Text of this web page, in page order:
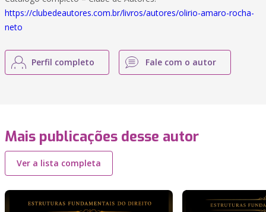
https://clubedeautores.com.br/livros/autores/olirio-amaro-rocha-
neto
Perfil completo Fale com o autor
Mais publicações desse autor
Ver a lista completa